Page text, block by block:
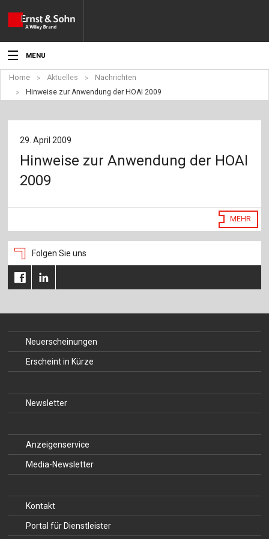
MENU
Aktuelles
Angebote
Fachgebiete
Für Autor:innen
Home Aktuelles
Nachrichten
Hinweise zur Anwendung der HOAI 2009
29. April 2009
Hinweise zur Anwendung der HOAI
2009
MEHR
Folgen Sie uns
Neuerscheinungen
Erscheint in Kürze
Newsletter
Anzeigenservice
Media-Newsletter
Kontakt
Portal für Dienstleister